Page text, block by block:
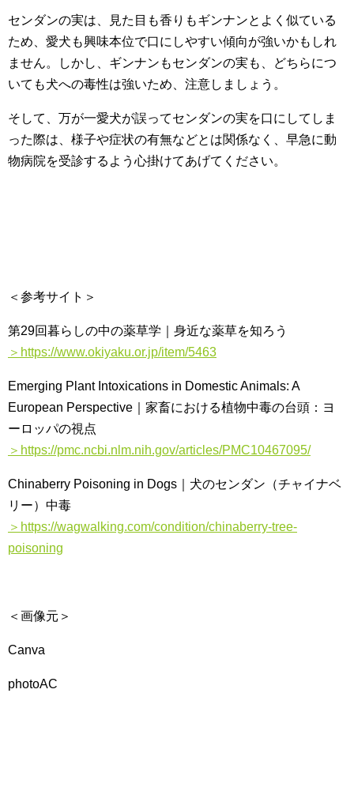
センダンの実は、見た目も香りもギンナンとよく似ている
ため、愛犬も興味本位で口にしやすい傾向が強いかもしれ
ません。しかし、ギンナンもセンダンの実も、どちらにつ
いても犬への毒性は強いため、注意しましょう。
そして、万が一愛犬が誤ってセンダンの実を口にしてしま
った際は、様子や症状の有無などとは関係なく、早急に動
物病院を受診するよう心掛けてあげてください。
＜参考サイト＞
第29回暮らしの中の薬草学｜身近な薬草を知ろう
＞https://www.okiyaku.or.jp/item/5463
Emerging Plant Intoxications in Domestic Animals: A
European Perspective｜家畜における植物中毒の台頭：ヨ
ーロッパの視点
＞https://pmc.ncbi.nlm.nih.gov/articles/PMC10467095/
Chinaberry Poisoning in Dogs｜犬のセンダン（チャイナベ
リー）中毒
＞https://wagwalking.com/condition/chinaberry-tree-
poisoning
＜画像元＞
Canva
photoAC